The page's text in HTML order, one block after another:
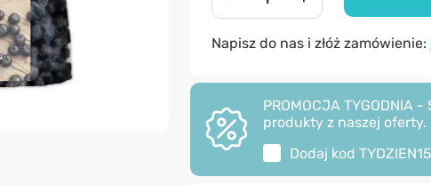
Napisz do nas i złóż zamówienie:
PROMOCJA TYGODNIA
produkty z naszej oferty.
Dodaj kod TYDZIEN15